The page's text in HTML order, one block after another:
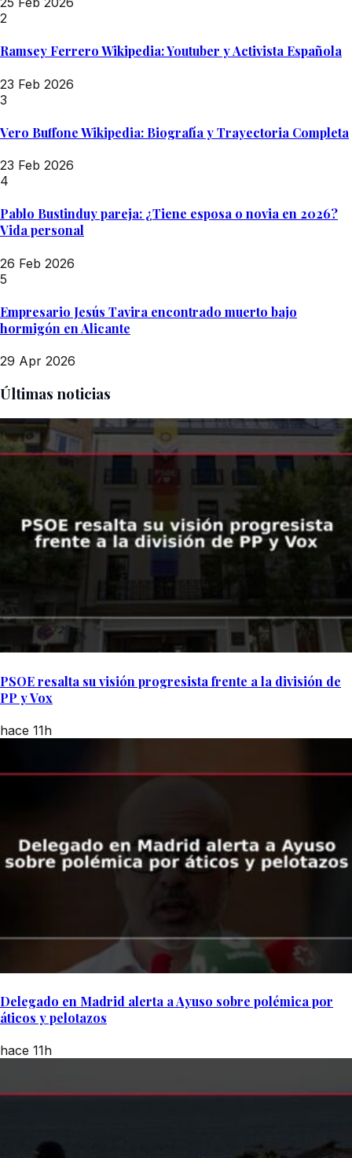
2
Ramsey Ferrero Wikipedia: Youtuber y Activista Española
23 Feb 2026
3
Vero Buffone Wikipedia: Biografía y Trayectoria Completa
23 Feb 2026
4
Pablo Bustinduy pareja: ¿Tiene esposa o novia en 2026?
Vida personal
26 Feb 2026
5
Empresario Jesús Tavira encontrado muerto bajo
hormigón en Alicante
29 Apr 2026
Últimas noticias
PSOE resalta su visión progresista frente a la división de
PP y Vox
hace 11h
Delegado en Madrid alerta a Ayuso sobre polémica por
áticos y pelotazos
hace 11h